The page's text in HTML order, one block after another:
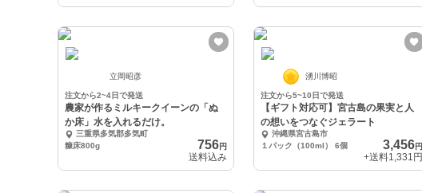
立岡昭彦
注文から2~4日で発送
農家が作るミルキークイーンの「ぬ
か床」水を入れるだけ。
三重県多気郡多気町
糠床800g
756円
送料込み
湧川博昭
注文から5~10日で発送
【ギフト対応可】宮古島の果実と人
の想いをつなぐジェラート
沖縄県宮古島市
１パック（100ml） 6個
3,456円
+送料1,331円